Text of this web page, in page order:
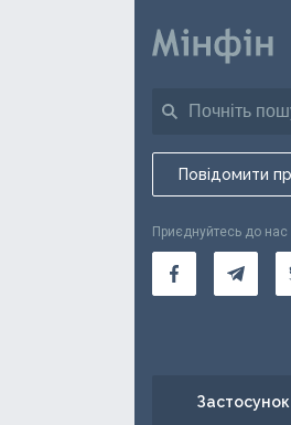
Повідомити
Приєднуйтесь до